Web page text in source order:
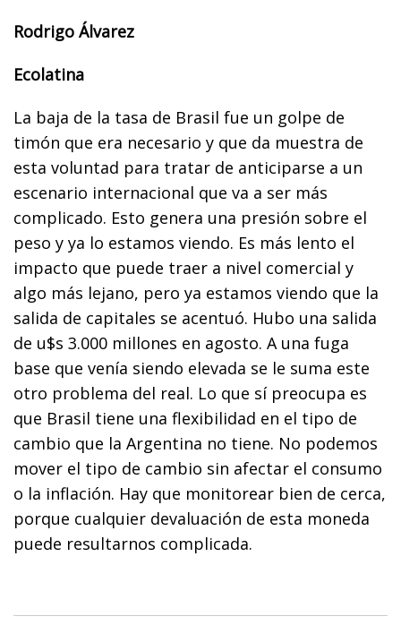
Rodrigo Álvarez
Ecolatina
La baja de la tasa de Brasil fue un golpe de
timón que era necesario y que da muestra de
esta voluntad para tratar de anticiparse a un
escenario internacional que va a ser más
complicado. Esto genera una presión sobre el
peso y ya lo estamos viendo. Es más lento el
impacto que puede traer a nivel comercial y
algo más lejano, pero ya estamos viendo que la
salida de capitales se acentuó. Hubo una salida
de u$s 3.000 millones en agosto. A una fuga
base que venía siendo elevada se le suma este
otro problema del real. Lo que sí preocupa es
que Brasil tiene una flexibilidad en el tipo de
cambio que la Argentina no tiene. No podemos
mover el tipo de cambio sin afectar el consumo
o la inflación. Hay que monitorear bien de cerca,
porque cualquier devaluación de esta moneda
puede resultarnos complicada.